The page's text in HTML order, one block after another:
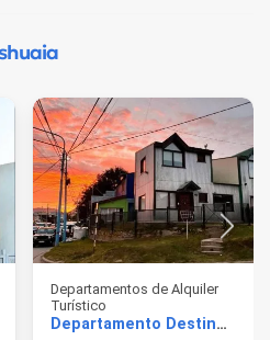
Departamentos de Alquiler
Turístico
Departamento Destino Ushuaia